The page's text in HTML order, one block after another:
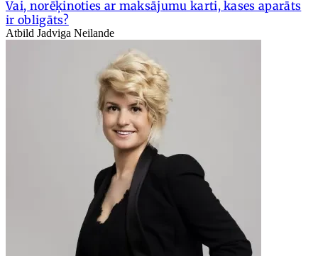
Vai, norēķinoties ar maksājumu karti, kases aparāts
ir obligāts?
Atbild Jadviga Neilande